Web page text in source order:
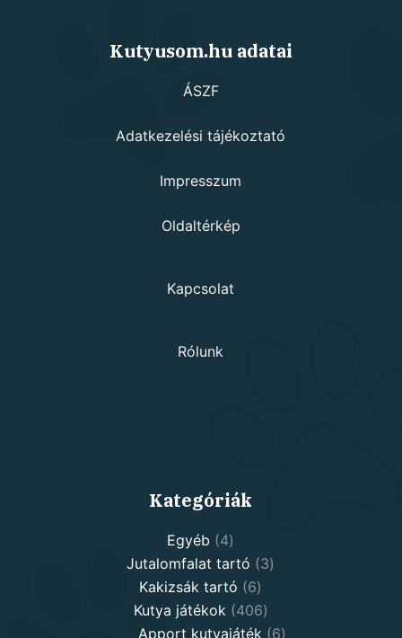
Kutyusom.hu adatai
ÁSZF
Adatkezelési tájékoztató
Impresszum
Oldaltérkép
Kapcsolat
Rólunk
Kategóriák
Egyéb 44
products
Jutalomfalat tartó 33
Kakizsák tartó 66
products
Kutya játékok 406406
products
Apport kutyajáték 66